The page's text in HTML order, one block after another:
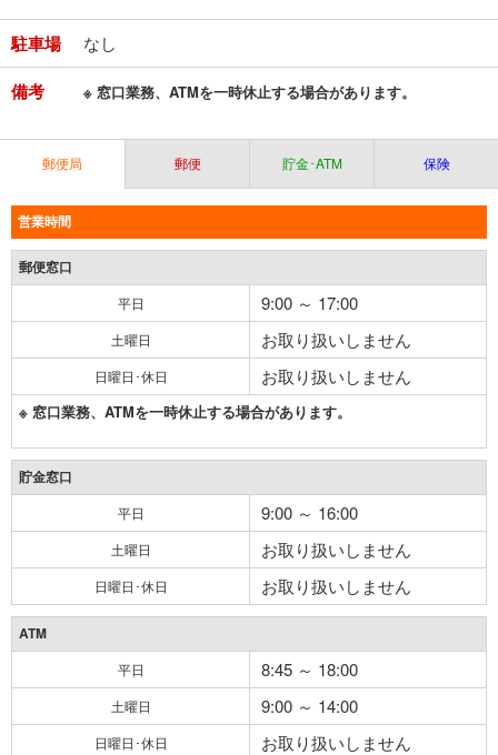
駐車場 なし
備考 ※ 窓口業務、ATMを一時休止する場合があります。
郵便局 郵便 貯金･ATM 保険
営業時間
郵便窓口
平日 9:00 ～ 17:00
土曜日 お取り扱いしません
日曜日･休日 お取り扱いしません
※ 窓口業務、ATMを一時休止する場合があります。
貯金窓口
平日 9:00 ～ 16:00
土曜日 お取り扱いしません
日曜日･休日 お取り扱いしません
ATM
平日 8:45 ～ 18:00
土曜日 9:00 ～ 14:00
日曜日･休日 お取り扱いしません